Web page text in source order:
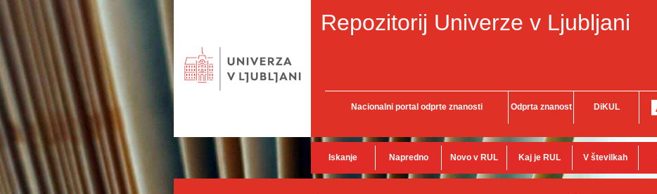
Repozitorij Univerze v Ljubljani
Nacionalni portal odprte znanosti Odprta znanost DiKUL
Iskanje Napredno Novo v RUL Kaj je RUL V številkah